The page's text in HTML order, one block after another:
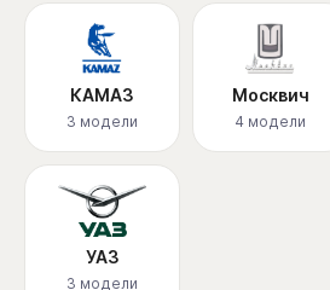
КАМАЗ
3 модели
Москвич
4 модели
УАЗ
3 модели